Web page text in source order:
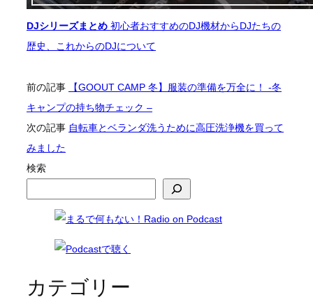
ジ
DJシリーズまとめ 初心者おすすめのDJ機材からDJたちの
歴史、これからのDJについて
前の記事
【GOOUT CAMP 冬】服装の準備を万全に！ -冬
キャンプの持ち物チェック –
次の記事 自転車とベランダ洗うために高圧洗浄機を買って
みました
検索
カテゴリー